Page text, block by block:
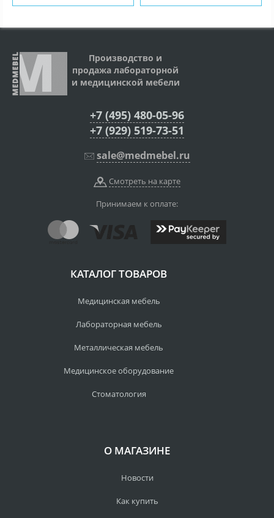
Производство и
продажа лабораторной
и медицинской мебели
+7 (495) 480-05-96
+7 (929) 519-73-51
sale@medmebel.ru
Смотреть на карте
Принимаем к оплате:
КАТАЛОГ ТОВАРОВ
Медицинская мебель
Лабораторная мебель
Металлическая мебель
Медицинское оборудование
Стоматология
О МАГАЗИНЕ
Новости
Как купить